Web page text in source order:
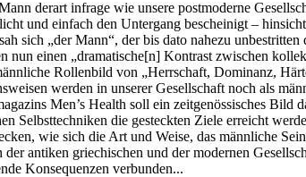
derart infrage wie unsere postmoderne
und einfach den Untergang bescheinigt –
sich „der Mann“, der bis dato nahezu
nun einen „dramatische[n] Kontrast zwischen
Rollenbild von „Herrschaft, Dominanz,
werden in unserer Gesellschaft noch als
Men’s Health soll ein zeitgenössisches
Selbsttechniken die gesteckten Ziele erreicht
wie sich die Art und Weise, das männliche
antiken griechischen und der modernen
Konsequenzen verbunden...